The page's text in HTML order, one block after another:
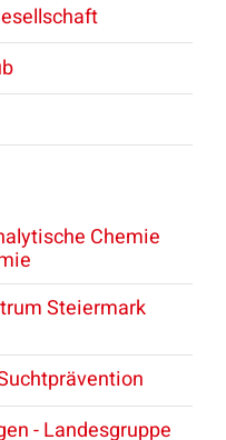
Chemie
Steiermark
- Landesgruppe